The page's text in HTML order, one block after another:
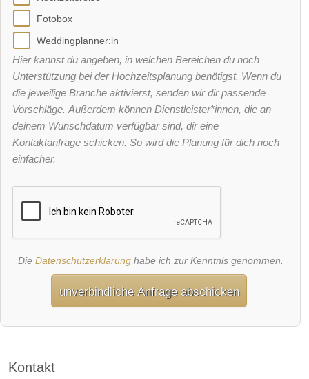
Fotobox
Weddingplanner:in
Hier kannst du angeben, in welchen Bereichen du noch
Unterstützung bei der Hochzeitsplanung benötigst. Wenn du
die jeweilige Branche aktivierst, senden wir dir passende
Vorschläge. Außerdem können Dienstleister*innen, die an
deinem Wunschdatum verfügbar sind, dir eine
Kontaktanfrage schicken. So wird die Planung für dich noch
einfacher.
Die Datenschutzerklärunghabe ich zur Kenntnis genommen.
unverbindliche Anfrage abschicken
Kontakt